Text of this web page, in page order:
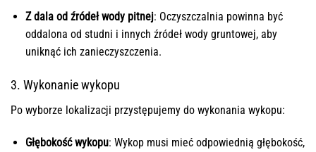
Z dala od źródeł wody pitnej: Oczyszczalnia powinna być
oddalona od studni i innych źródeł wody gruntowej, aby
uniknąć ich zanieczyszczenia.
3. Wykonanie wykopu
Po wyborze lokalizacji przystępujemy do wykonania wykopu:
Głębokość wykopu: Wykop musi mieć odpowiednią głębokość,